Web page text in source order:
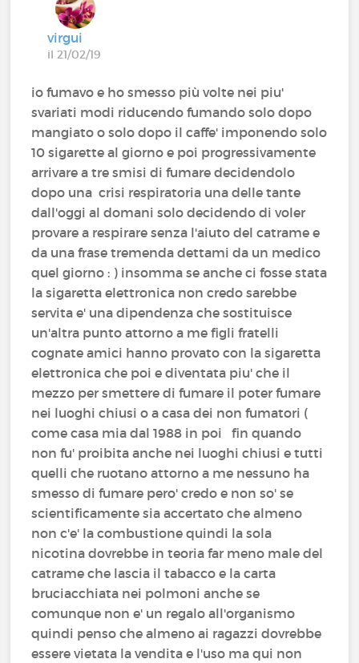
virgui
il 21/02/19
io fumavo e ho smesso più volte nei piu'
svariati modi riducendo fumando solo dopo
mangiato o solo dopo il caffe' imponendo solo
10 sigarette al giorno e poi progressivamente
arrivare a tre smisi di fumare decidendolo
dopo una crisi respiratoria una delle tante
dall'oggi al domani solo decidendo di voler
provare a respirare senza l'aiuto del catrame e
da una frase tremenda dettami da un medico
quel giorno : ) insomma se anche ci fosse stata
la sigaretta elettronica non credo sarebbe
servita e' una dipendenza che sostituisce
un'altra punto attorno a me figli fratelli
cognate amici hanno provato con la sigaretta
elettronica che poi e diventata piu' che il
mezzo per smettere di fumare il poter fumare
nei luoghi chiusi o a casa dei non fumatori (
come casa mia dal 1988 in poi fin quando
non fu' proibita anche nei luoghi chiusi e tutti
quelli che ruotano attorno a me nessuno ha
smesso di fumare pero' credo e non so' se
scientificamente sia accertato che almeno
non c'e' la combustione quindi la sola
nicotina dovrebbe in teoria far meno male del
catrame che lascia il tabacco e la carta
bruciacchiata nei polmoni anche se
comunque non e' un regalo all'organismo
quindi penso che almeno ai ragazzi dovrebbe
essere vietata la vendita e l'uso ma qui non